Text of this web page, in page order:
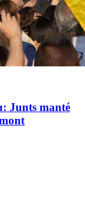
Junts manté